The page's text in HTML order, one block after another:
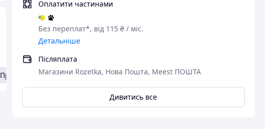
Оплатити частинами
Без переплат*, від 115 ₴ / міс.
Детальніше
Післяплата
Магазини Rozetka, Нова Пошта, Meest ПОШТА
Дивитись все
Про продавця